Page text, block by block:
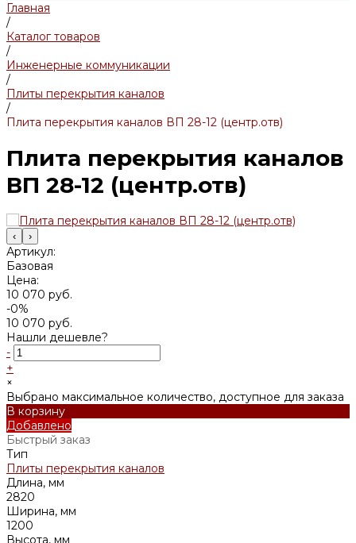
Главная
/
Каталог товаров
/
Инженерные коммуникации
/
Плиты перекрытия каналов
/
Плита перекрытия каналов ВП 28-12 (центр.отв)
Плита перекрытия каналов
ВП 28-12 (центр.отв)
‹ ›
Артикул:
Базовая
Цена:
10 070 руб.
-0%
10 070 руб.
Нашли дешевле?
-
+
×
Выбрано максимальное количество, доступное для заказа
В корзину
Добавлено
Быстрый заказ
Тип
Плиты перекрытия каналов
Длина, мм
2820
Ширина, мм
1200
Высота, мм